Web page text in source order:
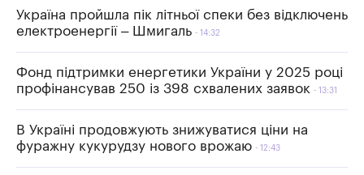
Україна пройшла пік літньої спеки без відключень
електроенергії – Шмигаль
14:32
Фонд підтримки енергетики України у 2025 році
профінансував 250 із 398 схвалених заявок
13:31
В Україні продовжують знижуватися ціни на
фуражну кукурудзу нового врожаю
12:43